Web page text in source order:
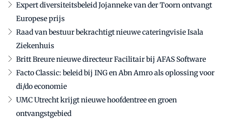
Expert diversiteitsbeleid Jojanneke van der Toorn ontvangt
Europese prijs
Raad van bestuur bekrachtigt nieuwe cateringvisie Isala
Ziekenhuis
Britt Breure nieuwe directeur Facilitair bij AFAS Software
Facto Classic: beleid bij ING en Abn Amro als oplossing voor
di/do economie
UMC Utrecht krijgt nieuwe hoofdentree en groen
ontvangstgebied